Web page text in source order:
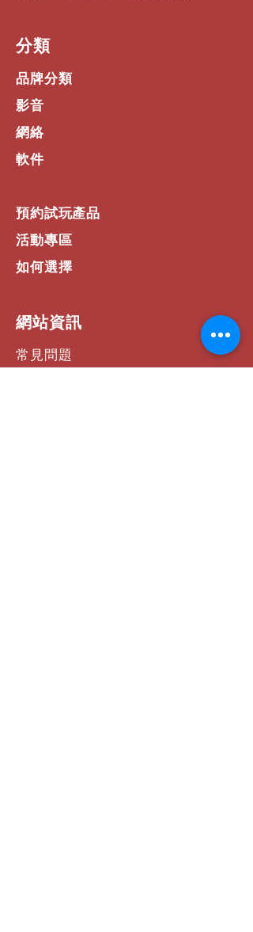
​分類
品牌分類
影音
網絡
軟件
預約試玩產品
活動專區
如何選擇
​網站資訊
常見問題